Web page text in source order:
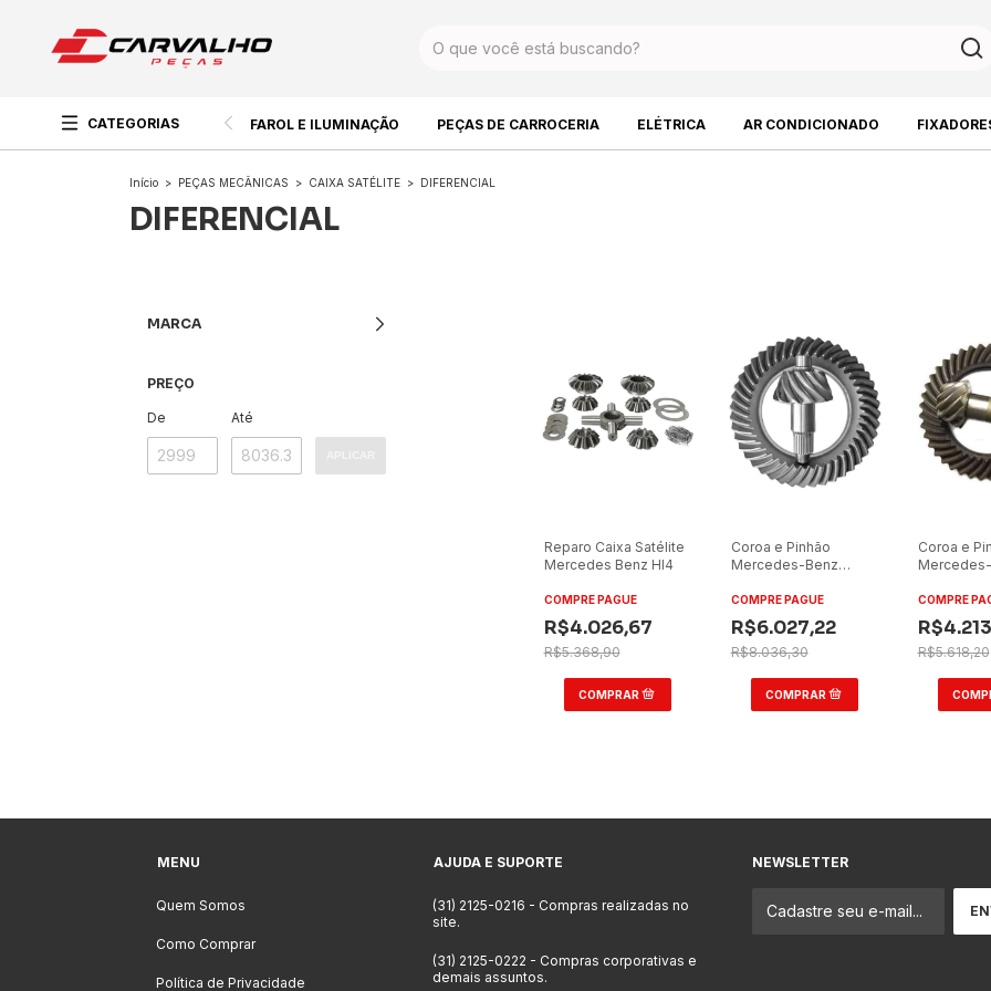
CATEGORIAS FAROL E ILUMINAÇÃO PEÇAS DE CARROCERIA ELÉTRICA AR CONDICIONADO
Início > PEÇAS MECÂNICAS > CAIXA SATÉLITE > DIFERENCIAL
DIFERENCIAL
MARCA
PREÇO
De Até
Reparo Caixa Satélite
Mercedes Benz Hl4
COMPRE PAGUE
R$4.026,67
R$5.368,90
Coroa e Pinhão
Mercedes-Benz
COMPRE PAGUE
R$6.027,22
R$8.036,30
Coroa e
Mercedes-
COMPRE
R$5.618,20
MENU
Quem Somos
Como Comprar
Política de Privacidade
AJUDA E SUPORTE
(31) 2125-0216 - Compras realizadas no
site.
(31) 2125-0222 - Compras corporativas e
demais assuntos.
NEWSLETTER